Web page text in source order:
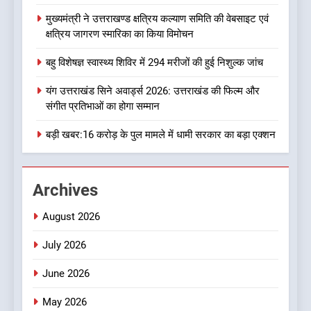
दुखद खबर:उत्तराखंड में मौत की खाई
में समाया पूरा परिवार, पांच की दर्दनाक
मौत
उत्तराखण्ड
1
घर तिरंगा’ अभियान का शुभारंभ
उत्तराखण्ड
2
3
मुख्यमंत्री ने उत्तराखण्ड क्षत्रिय कल्याण समिति की वेबसाइट एवं
क्षत्रिय जागरण स्मारिका का किया विमोचन
बहु विशेषज्ञ स्वास्थ्य शिविर में 294 मरीजों की हुई निशुल्क जांच
यंग उत्तराखंड सिने अवार्ड्स 2026: उत्तराखंड की फिल्म और
संगीत प्रतिभाओं का होगा सम्मान
बड़ी खबर:16 करोड़ के पुल मामले में धामी सरकार का बड़ा एक्शन
Archives
August 2026
July 2026
June 2026
May 2026